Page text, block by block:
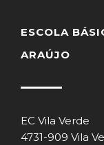
ESCOLA
ARAÚJO
EC Vila Verde
4731-909 Vila